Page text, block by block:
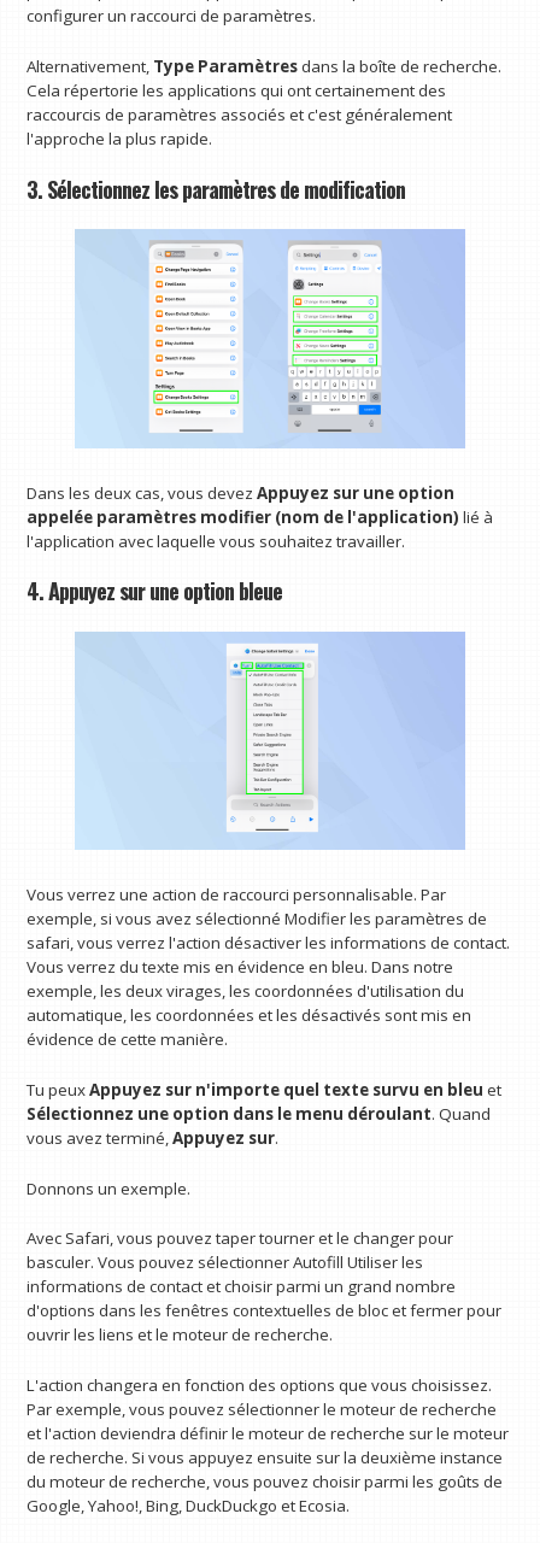
configurer un raccourci de paramètres.
Alternativement, Type Paramètresdans la boîte de recherche.
Cela répertorie les applications qui ont certainement des
raccourcis de paramètres associés et c'est généralement
l'approche la plus rapide.
3. Sélectionnez les paramètres de modification
Dans les deux cas, vous devezAppuyez sur une option
appelée paramètres modifier (nom de l'application) lié à
l'application avec laquelle vous souhaitez travailler.
4. Appuyez sur une option bleue
Vous verrez une action de raccourci personnalisable. Par
exemple, si vous avez sélectionné Modifier les paramètres de
safari, vous verrez l'action désactiver les informations de contact.
Vous verrez du texte mis en évidence en bleu. Dans notre
exemple, les deux virages, les coordonnées d'utilisation du
automatique, les coordonnées et les désactivés sont mis en
évidence de cette manière.
Tu peuxAppuyez sur n'importe quel texte survu en bleuet
Sélectionnez une option dans le menu déroulant. Quand
vous avez terminé,Appuyez sur.
Donnons un exemple.
Avec Safari, vous pouvez taper tourner et le changer pour
basculer. Vous pouvez sélectionner Autofill Utiliser les
informations de contact et choisir parmi un grand nombre
d'options dans les fenêtres contextuelles de bloc et fermer pour
ouvrir les liens et le moteur de recherche.
L'action changera en fonction des options que vous choisissez.
Par exemple, vous pouvez sélectionner le moteur de recherche
et l'action deviendra définir le moteur de recherche sur le moteur
de recherche. Si vous appuyez ensuite sur la deuxième instance
du moteur de recherche, vous pouvez choisir parmi les goûts de
Google, Yahoo!, Bing, DuckDuckgo et Ecosia.